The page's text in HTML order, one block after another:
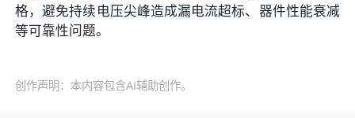
格，避免持续电压尖峰造成漏电流超标、器件性能衰减
等可靠性问题。
创作声明：本内容包含AI辅助创作。